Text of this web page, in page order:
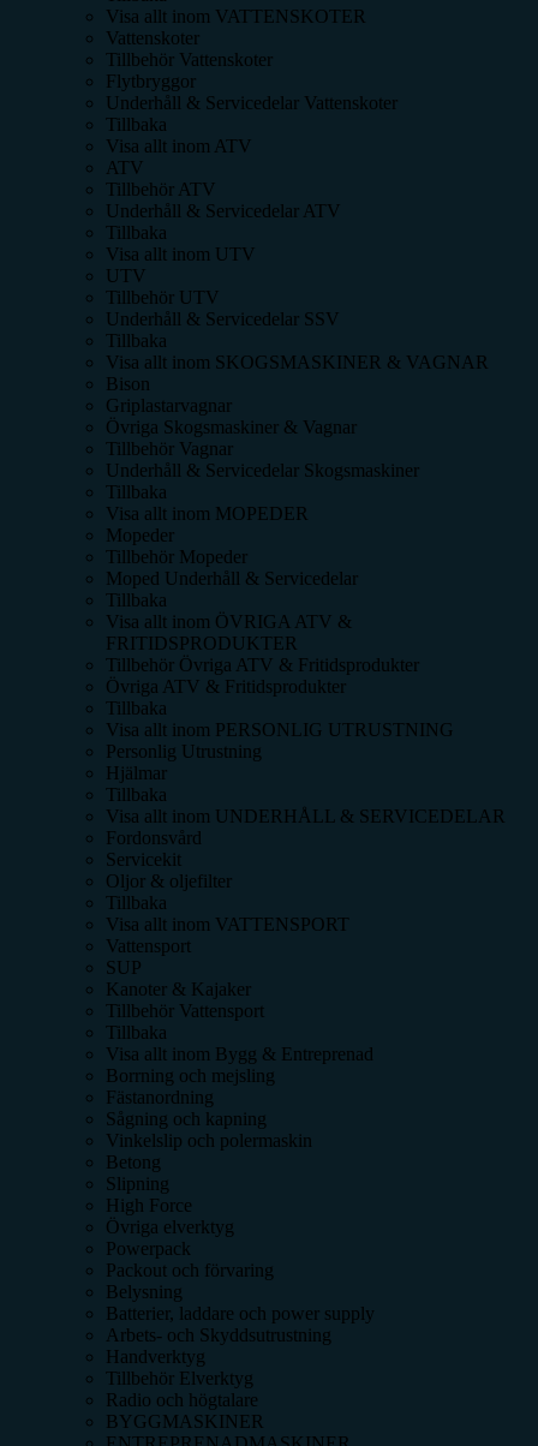
Visa allt inom VATTENSKOTER
Vattenskoter
Tillbehör Vattenskoter
Flytbryggor
Underhåll & Servicedelar Vattenskoter
Tillbaka
Visa allt inom ATV
ATV
Tillbehör ATV
Underhåll & Servicedelar ATV
Tillbaka
Visa allt inom UTV
UTV
Tillbehör UTV
Underhåll & Servicedelar SSV
Tillbaka
Visa allt inom SKOGSMASKINER & VAGNAR
Bison
Griplastarvagnar
Övriga Skogsmaskiner & Vagnar
Tillbehör Vagnar
Underhåll & Servicedelar Skogsmaskiner
Tillbaka
Visa allt inom MOPEDER
Mopeder
Tillbehör Mopeder
Moped Underhåll & Servicedelar
Tillbaka
Visa allt inom ÖVRIGA ATV &
FRITIDSPRODUKTER
Tillbehör Övriga ATV & Fritidsprodukter
Övriga ATV & Fritidsprodukter
Tillbaka
Visa allt inom PERSONLIG UTRUSTNING
Personlig Utrustning
Hjälmar
Tillbaka
Visa allt inom UNDERHÅLL & SERVICEDELAR
Fordonsvård
Servicekit
Oljor & oljefilter
Tillbaka
Visa allt inom VATTENSPORT
Vattensport
SUP
Kanoter & Kajaker
Tillbehör Vattensport
Tillbaka
Visa allt inom Bygg & Entreprenad
Borrning och mejsling
Fästanordning
Sågning och kapning
Vinkelslip och polermaskin
Betong
Slipning
High Force
Övriga elverktyg
Powerpack
Packout och förvaring
Belysning
Batterier, laddare och power supply
Arbets- och Skyddsutrustning
Handverktyg
Tillbehör Elverktyg
Radio och högtalare
BYGGMASKINER